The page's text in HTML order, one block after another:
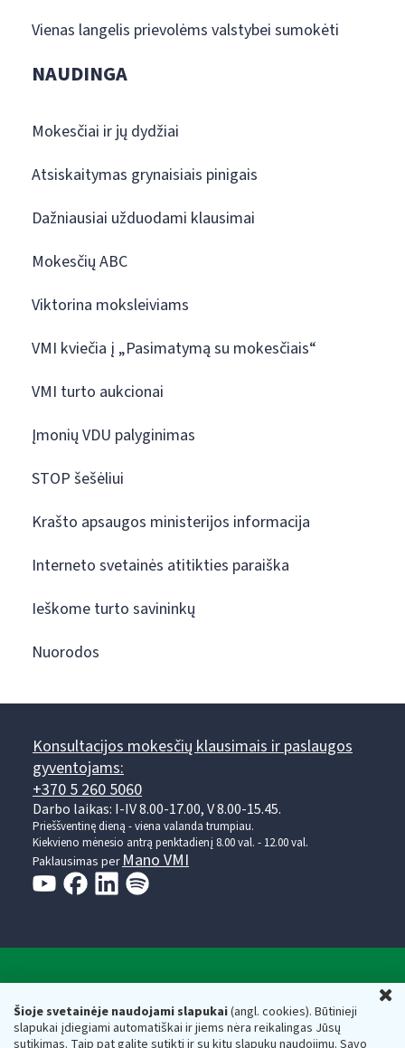
Šioje svetainėje naudojami slapukai(angl. cookies). Būtinieji
slapukai įdiegiami automatiškai ir jiems nėra reikalingas Jūsų
sutikimas. Taip pat galite sutikti ir su kitų slapukų naudojimu. Savo
Vienas langelis prievolėms valstybei sumokėti
NAUDINGA
Mokesčiai ir jų dydžiai
Atsiskaitymas grynaisiais pinigais
Dažniausiai užduodami klausimai
Mokesčių ABC
Viktorina moksleiviams
VMI kviečia į „Pasimatymą su mokesčiais“
VMI turto aukcionai
Įmonių VDU palyginimas
STOP šešėliui
Krašto apsaugos ministerijos informacija
Interneto svetainės atitikties paraiška
Ieškome turto savininkų
Nuorodos
Konsultacijos mokesčių klausimais ir paslaugos
gyventojams:
+370 5 260 5060
Darbo laikas: I-IV 8.00-17.00, V 8.00-15.45.
Prieššventinę dieną - viena valanda trumpiau.
Kiekvieno mėnesio antrą penktadienį 8.00 val. - 12.00 val.
Paklausimas perMano VMI
Valstybinė mokesčių inspekcija prie Lietuvos
Respublikos finansų ministerijos
Biudžetinė įstaiga. Juridinio asmens kodas — 188659752,